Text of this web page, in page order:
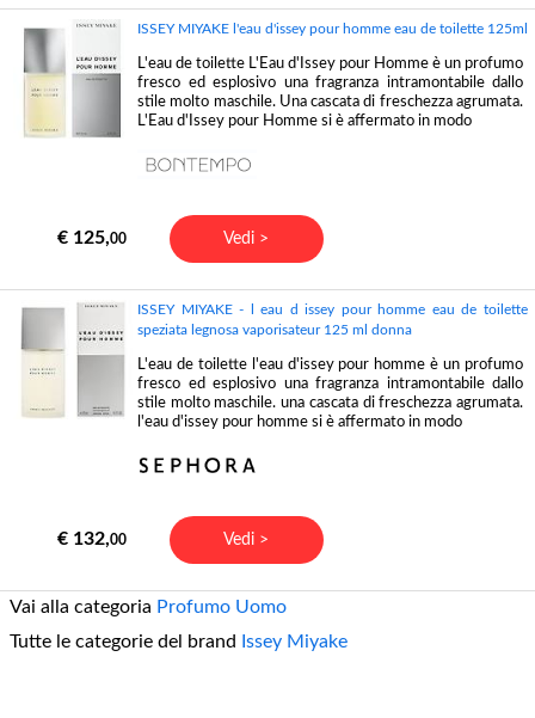
ISSEY MIYAKE l'eau d'issey pour homme eau de toilette 125ml
L'eau de toilette L'Eau d'Issey pour Homme è un profumo
fresco ed esplosivo una fragranza intramontabile dallo
stile molto maschile. Una cascata di freschezza agrumata.
L'Eau d'Issey pour Homme si è affermato in modo
€ 125,00 Vedi >
ISSEY MIYAKE - l eau d issey pour homme eau de toilette
speziata legnosa vaporisateur 125 ml donna
L'eau de toilette l'eau d'issey pour homme è un profumo
fresco ed esplosivo una fragranza intramontabile dallo
stile molto maschile. una cascata di freschezza agrumata.
l'eau d'issey pour homme si è affermato in modo
€ 132,00 Vedi >
Vai alla categoria Profumo Uomo
Tutte le categorie del brand
Issey Miyake